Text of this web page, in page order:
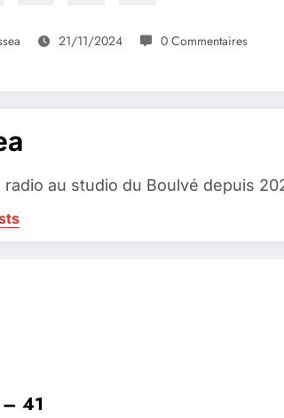
21/11/2024 0 Commentaires
radio au studio du Boulvé depuis
– 41